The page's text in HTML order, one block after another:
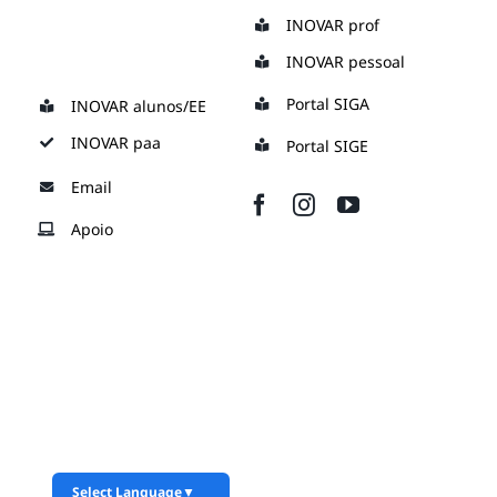
content
INOVAR prof
INOVAR pessoal
INOVAR alunos/EE
INOVAR paa
Portal SIGA
Portal SIGE
Email
Apoio
Select Language▼